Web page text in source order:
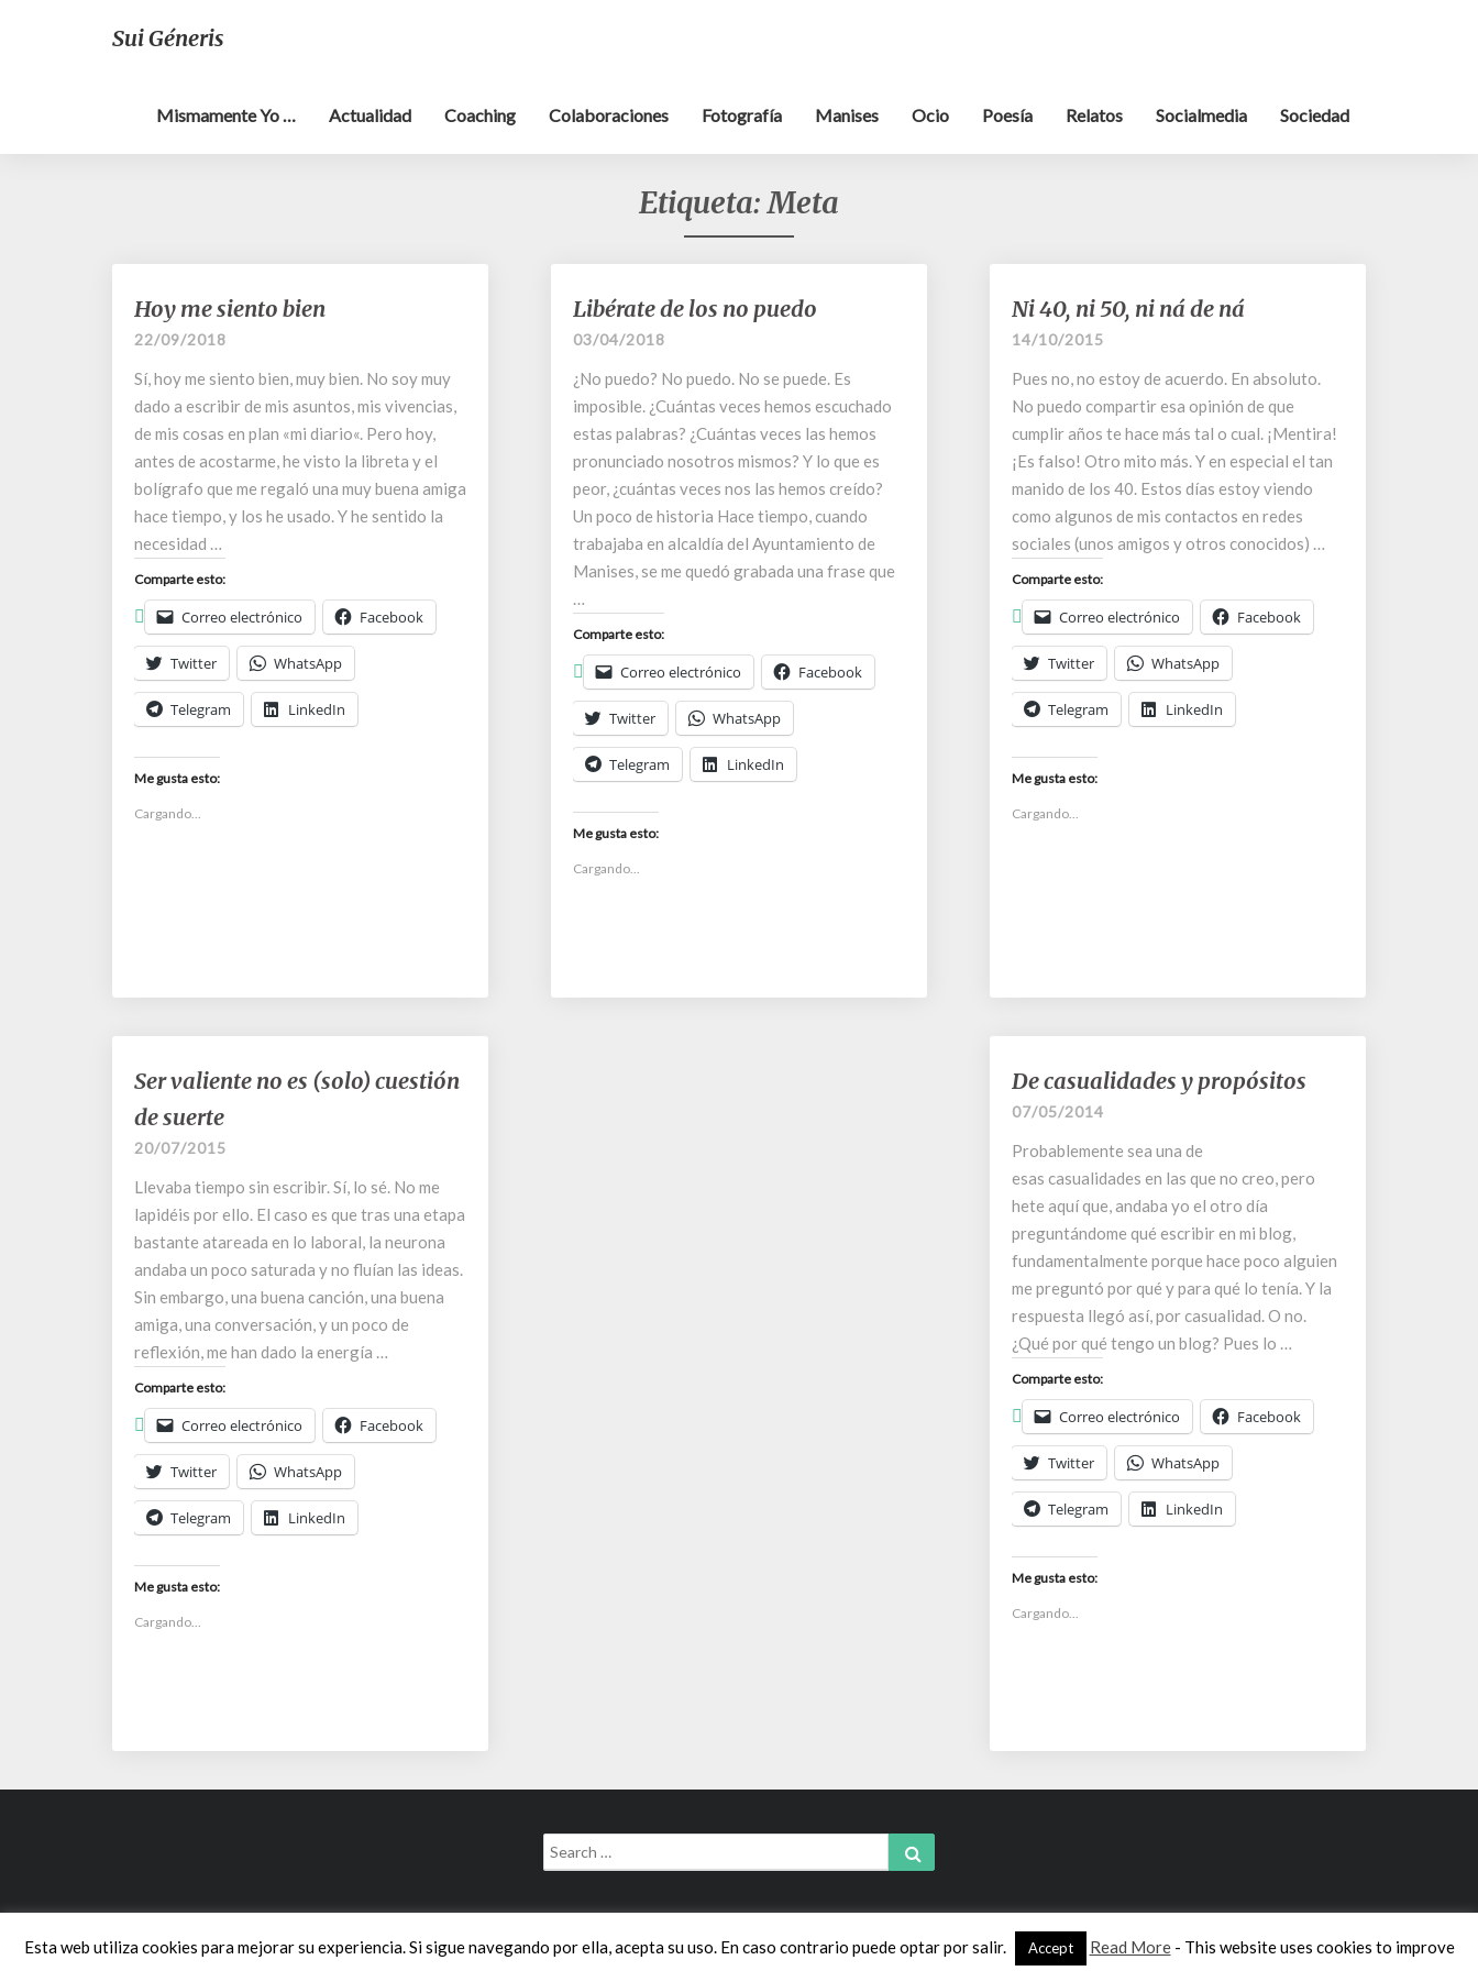
Sui Géneris
Mismamente Yo … Actualidad Coaching Colaboraciones Fotografía Manises Ocio Poesía Relatos Socialmedia Sociedad
Etiqueta:Meta
Hoy
me
siento
bien
Hoy me siento bien
22/09/2018
Sí, hoy me siento bien, muy bien. No soy muy
dado a escribir de mis asuntos, mis vivencias,
de mis cosas en plan «mi diario«. Pero hoy,
antes de acostarme, he visto la libreta y el
bolígrafo que me regaló una muy buena amiga
hace tiempo, y los he usado. Y he sentido la
necesidad …
Comparte esto:
Correo electrónico Facebook
Twitter WhatsApp
Telegram LinkedIn
Me gusta esto:
Cargando...
Libérate
de
los
no
puedo
Libérate de los no puedo
03/04/2018
¿No puedo? No puedo. No se puede. Es
imposible. ¿Cuántas veces hemos escuchado
estas palabras? ¿Cuántas veces las hemos
pronunciado nosotros mismos? Y lo que es
peor, ¿cuántas veces nos las hemos creído?
Un poco de historia Hace tiempo, cuando
trabajaba en alcaldía del Ayuntamiento de
Manises, se me quedó grabada una frase que
…
Comparte esto:
Correo electrónico Facebook
Twitter WhatsApp
Telegram LinkedIn
Me gusta esto:
Cargando...
Ni
40,
ni
50,
ná
de
ná
Ni 40, ni 50, ni ná de ná
14/10/2015
Pues no, no estoy de acuerdo. En absoluto.
No puedo compartir esa opinión de que
cumplir años te hace más tal o cual. ¡Mentira!
¡Es falso! Otro mito más. Y en especial el tan
manido de los 40. Estos días estoy viendo
como algunos de mis contactos en redes
sociales (unos amigos y otros conocidos) …
Comparte esto:
Correo electrónico Facebook
Twitter WhatsApp
Telegram LinkedIn
Me gusta esto:
Cargando...
Ser
valiente
no
es
cuestión
de
suerte
Ser valiente no es (solo) cuestión
de suerte
20/07/2015
Llevaba tiempo sin escribir. Sí, lo sé. No me
lapidéis por ello. El caso es que tras una etapa
bastante atareada en lo laboral, la neurona
andaba un poco saturada y no fluían las ideas.
Sin embargo, una buena canción, una buena
amiga, una conversación, y un poco de
reflexión, me han dado la energía …
Comparte esto:
Correo electrónico Facebook
Twitter WhatsApp
Telegram LinkedIn
Me gusta esto:
Cargando...
De
casualidades
y
propósitos
De casualidades y propósitos
07/05/2014
Probablemente sea una de
esas casualidades en las que no creo, pero
hete aquí que, andaba yo el otro día
preguntándome qué escribir en mi blog,
fundamentalmente porque hace poco alguien
me preguntó por qué y para qué lo tenía. Y la
respuesta llegó así, por casualidad. O no.
¿Qué por qué tengo un blog? Pues lo …
Comparte esto:
Correo electrónico Facebook
Twitter WhatsApp
Telegram LinkedIn
Me gusta esto:
Cargando...
Search
for:
© 2026 sui géneris | Powered byOutstandingthemes
Esta web utiliza cookies para mejorar su experiencia. Si sigue navegando por ella, acepta su uso. En caso contrario puede optar por salir. Accept Read More- This website uses cookies to improve